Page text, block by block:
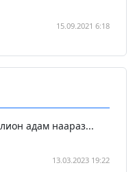
15.09.2021 6:18
адам наараз...
13.03.2023 19:22